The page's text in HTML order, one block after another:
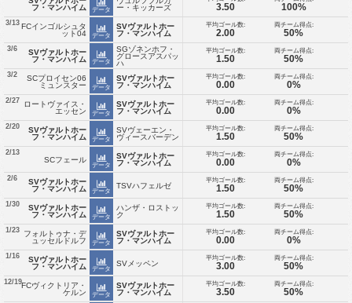
フ・マンハイム
データ
ー・キッカーズ
3.50 100%
3/13 FCインゴルシュタ
ット04
データ
SVヴァルトホー
フ・マンハイム
平均ゴール数:
2.00
両チーム得点:
50%
3/6
SVヴァルトホー
フ・マンハイム
データ
SGゾネンホフ・
グロースアスパッ
ハ
平均ゴール数:
1.50
両チーム得点:
50%
3/2
SCプロイセン06
ミュンスター
データ
SVヴァルトホー
フ・マンハイム
平均ゴール数:
0.00
両チーム得点:
0%
2/27
ロートヴァイス・
エッセン
データ
SVヴァルトホー
フ・マンハイム
平均ゴール数:
0.00
両チーム得点:
0%
2/20
SVヴァルトホー
フ・マンハイム
データ
SVヴェーエン・
ヴィースバーデン
平均ゴール数:
1.50
両チーム得点:
50%
2/13
SCフェール
データ
SVヴァルトホー
フ・マンハイム
平均ゴール数:
0.00
両チーム得点:
0%
2/6
SVヴァルトホー
フ・マンハイム
データ
TSVハフェルゼ
平均ゴール数:
1.50
両チーム得点:
50%
1/30
SVヴァルトホー
フ・マンハイム
データ
ハンザ・ロストッ
ク
平均ゴール数:
1.50
両チーム得点:
50%
1/23
フォルトゥナ・デ
ュッセルドルフ
データ
SVヴァルトホー
フ・マンハイム
平均ゴール数:
0.00
両チーム得点:
0%
1/16
SVヴァルトホー
フ・マンハイム
データ
SVメッペン
平均ゴール数:
3.00
両チーム得点:
50%
12/19FCヴィクトリア・
ケルン
データ
SVヴァルトホー
フ・マンハイム
平均ゴール数:
3.50
両チーム得点:
50%